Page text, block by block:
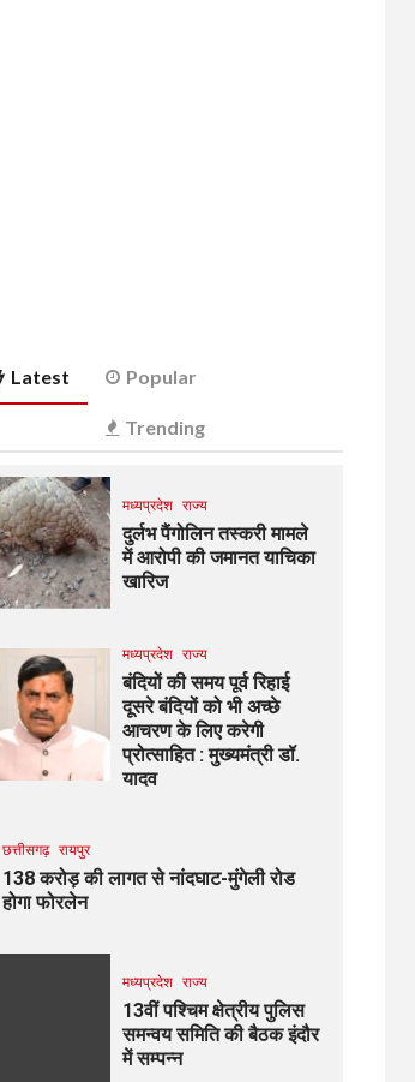
Latest Popular
Trending
मध्यप्रदेश राज्य
दुर्लभ पैंगोलिन तस्करी मामले
में आरोपी की जमानत याचिका
खारिज
मध्यप्रदेश राज्य
बंदियों की समय पूर्व रिहाई
दूसरे बंदियों को भी अच्छे
आचरण के लिए करेगी
प्रोत्साहित : मुख्यमंत्री डॉ.
यादव
छत्तीसगढ़ रायपुर
138 करोड़ की लागत से नांदघाट-मुंगेली रोड
होगा फोरलेन
मध्यप्रदेश राज्य
13वीं पश्चिम क्षेत्रीय पुलिस
समन्वय समिति की बैठक इंदौर
में सम्पन्न